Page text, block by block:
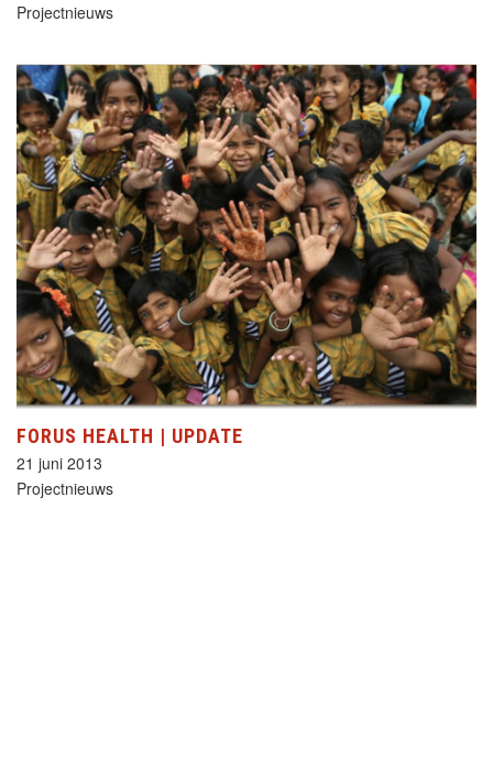
Projectnieuws
FORUS HEALTH | UPDATE
21 juni 2013
Projectnieuws